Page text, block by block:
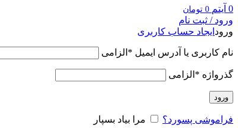
0 آیتم 0 تومان
ورود / ثبت نام
ورود ایجاد حساب کاربری
نام کاربری یا آدرس ایمیل * الزامی
گذرواژه * الزامی
ورود
فراموشی پسورد؟ مرا بیاد بسپار